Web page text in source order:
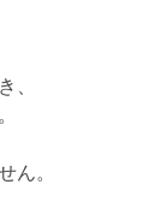
。